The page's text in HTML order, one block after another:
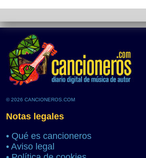
© 2026 CANCIONEROS.COM
Notas legales
• Qué es cancioneros
• Aviso legal